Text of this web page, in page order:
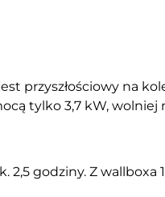
przyszłościowy na
tylko 3,7 kW, wolniej
godziny. Z wallboxa